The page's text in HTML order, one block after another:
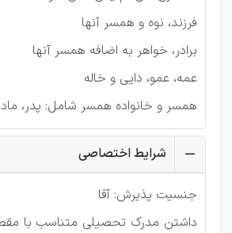
فرزند، نوه و ھمسر آنها
برادر، خواھر به اضافه ھمسر آنها
عمه، عمو، دایی و خاله
ھمسر و خانواده ھمسر شامل: پدر،
شرایط اختصاصی
جنسیت پذيرش: آقا
داشتن مدرک تحصیلی متناسب با